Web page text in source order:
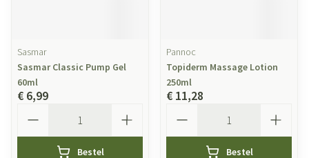
Sasmar
Sasmar Classic Pump Gel
60ml
€ 6,99
Bestel
Pannoc
Topiderm Massage Lotion
250ml
€ 11,28
Bestel